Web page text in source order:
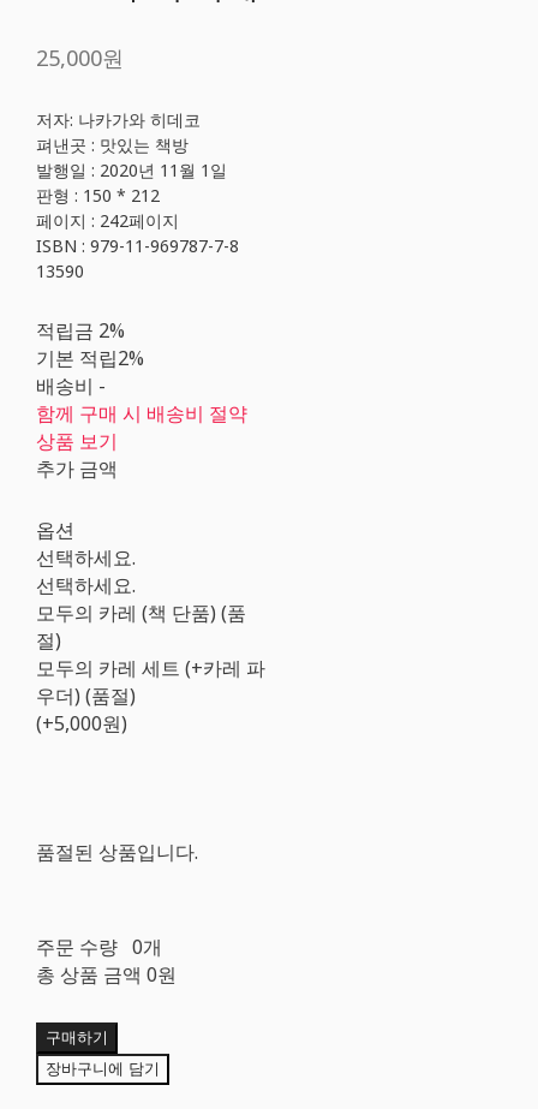
25,000원
저자: 나카가와 히데코
펴낸곳 : 맛있는 책방
발행일 : 2020년 11월 1일
판형 : 150 * 212
페이지 : 242페이지
ISBN : 979-11-969787-7-8
13590
적립금 2%
기본 적립2%
배송비 -
함께 구매 시 배송비 절약
상품 보기
추가 금액
옵션
선택하세요.
선택하세요.
모두의 카레 (책 단품) (품
절)
모두의 카레 세트 (+카레 파
우더) (품절)
(+5,000원)
품절된 상품입니다.
주문 수량 0개
총 상품 금액 0원
구매하기
장바구니에 담기